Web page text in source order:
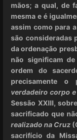
mãos; a qual, de
mesma e é
assim como para
são consideradas
da ordenação
não significam
ordem do
precisamente o
verdadeiro corpo
Sessão XXIII,
sacrificado que
realizado na Cruz
sacrifício da